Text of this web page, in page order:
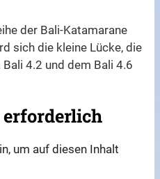
der Bali-Katamarane
sich die kleine Lücke, die
4.2 und dem Bali 4.6
um auf diesen Inhalt